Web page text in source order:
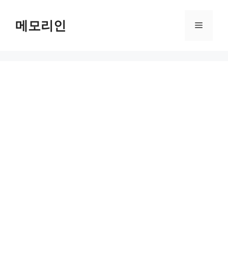
content메모리인 Menu